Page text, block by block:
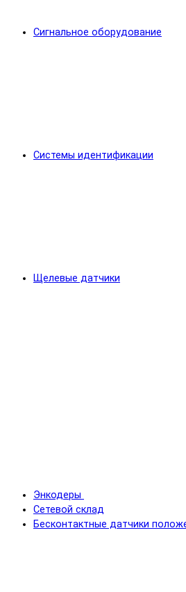
Сигнальное оборудование
Системы идентификации
Щелевые датчики
Энкодеры
Сетевой склад
Бесконтактные датчики